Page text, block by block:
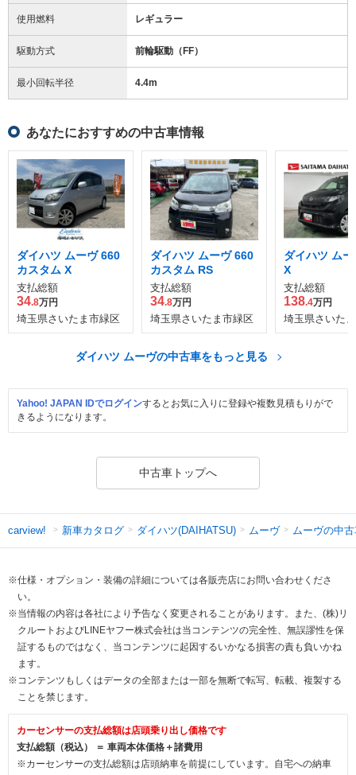
使用燃料 レギュラー
駆動方式 前輪駆動（FF）
最小回転半径 4.4m
あなたにおすすめの中古車情報
ダイハツ ムーヴ 660
カスタム X
支払総額
34.8万円
埼玉県さいたま市緑区
ダイハツ ムーヴ 660
カスタム RS
支払総額
34.8万円
埼玉県さいたま市緑区
ダイハツ ム
X
支払総額
138.4万円
埼玉県さいた
ダイハツ ムーヴの中古車をもっと見る
Yahoo! JAPAN IDでログインするとお気に入りに登録や複数見積もりがで
きるようになります。
中古車トップへ
carview! 新車カタログ ダイハツ(DAIHATSU) ムーヴ ムーヴの中
※仕様・オプション・装備の詳細については各販売店にお問い合わせくださ
い。
※当情報の内容は各社により予告なく変更されることがあります。また、(株)リ
クルートおよびLINEヤフー株式会社は当コンテンツの完全性、無誤謬性を保
証するものではなく、当コンテンツに起因するいかなる損害の責も負いかね
ます。
※コンテンツもしくはデータの全部または一部を無断で転写、転載、複製する
ことを禁じます。
カーセンサーの支払総額は店頭乗り出し価格です
支払総額（税込） ＝ 車両本体価格＋諸費用
※カーセンサーの支払総額は店頭納車を前提にしています。自宅への納車